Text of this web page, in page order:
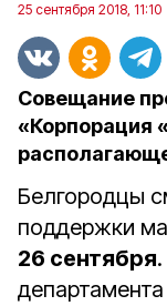
25 сентября 2018, 11:10
Совещание
«Корпорация
Белгородцы
поддержки
26 сентября